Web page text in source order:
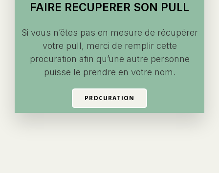
FAIRE RECUPERER SON PULL
Si vous n’êtes pas en mesure de récupérer
votre pull, merci de remplir cette
procuration afin qu’une autre personne
puisse le prendre en votre nom.
PROCURATION